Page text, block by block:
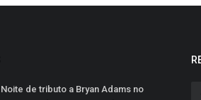
Noite de tributo a Bryan Adams no